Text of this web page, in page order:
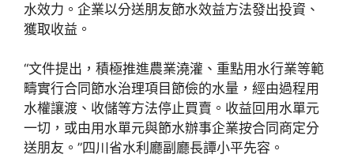
水效力。企業以分送朋友節水效益方法發出投資、
獲取收益。
“文件提出，積極推進農業澆灌、重點用水行業等範
疇實行合同節水治理項目節儉的水量，經由過程用
水權讓渡、收儲等方法停止買賣。收益回用水單元
一切，或由用水單元與節水辦事企業按合同商定分
送朋友。”四川省水利廳副廳長譚小平先容。